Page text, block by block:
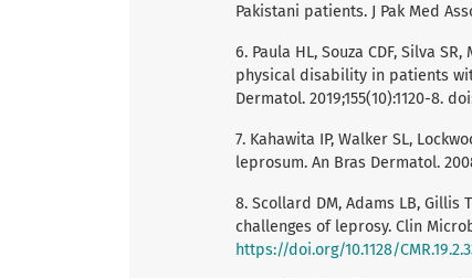
Pakistani patients. J Pak Med
6. Paula HL, Souza CDF, Silva
physical disability in patients
Dermatol. 2019;155(10):1120-8.
7. Kahawita IP, Walker SL,
leprosum. An Bras Dermatol.
8. Scollard DM, Adams LB, Gillis
challenges of leprosy. Clin
https://doi.org/10.1128/